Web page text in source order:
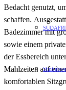
Simbabwe
Bedacht genutzt,
schaffen.
Badezimmer mit
sowie einem
der Essbereich
Mahlzeiten auf
komfortablen